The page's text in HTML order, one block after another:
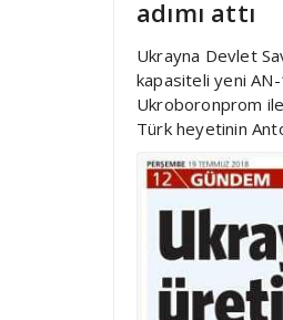
adımı attı
Ukrayna Devlet
kapasiteli yeni AN-
Ukroboronprom ile
Türk heyetinin